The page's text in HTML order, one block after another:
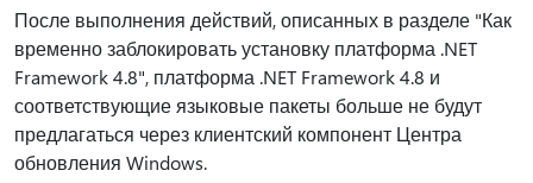
После выполнения действий, описанных в разделе "Как
временно заблокировать установку платформа .NET
Framework 4.8", платформа .NET Framework 4.8 и
соответствующие языковые пакеты больше не будут
предлагаться через клиентский компонент Центра
обновления Windows.